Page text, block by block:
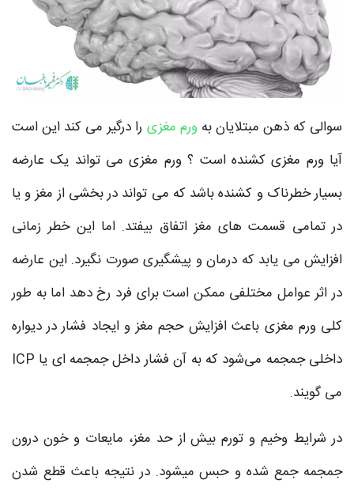
سوالی که ذهن مبتلایان بهورم مغزی را درگیر می کند این است
آیا ورم مغزی کشنده است ؟ ورم مغزی می تواند یک عارضه
بسیار خطرناک و کشنده باشد که می تواند در بخشی از مغز و یا
در تمامی قسمت های مغز اتفاق بیفتد. اما این خطر زمانی
افزایش می یابد که درمان و پیشگیری صورت نگیرد. این عارضه
در اثر عوامل مختلفی ممکن است برای فرد رخ دهد اما به طور
کلی ورم مغزی باعث افزایش حجم مغز و ایجاد فشار در دیواره
داخلی جمجمه می‌شود که به آن فشار داخل جمجمه ای یا ICP
می گویند.
در شرایط وخیم و تورم بیش از حد مغز، مایعات و خون درون
جمجمه جمع شده و حبس میشود. در نتیجه باعث قطع شدن